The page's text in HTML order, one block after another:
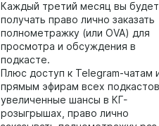
Каждый третий месяц вы
получать право лично заказать
полнометражку (или OVA) для
просмотра и обсуждения в
подкасте.
Плюс доступ к Telegram-чатам
прямым эфирам всех подкастов,
увеличенные шансы в КГ-
розыгрышах, право лично